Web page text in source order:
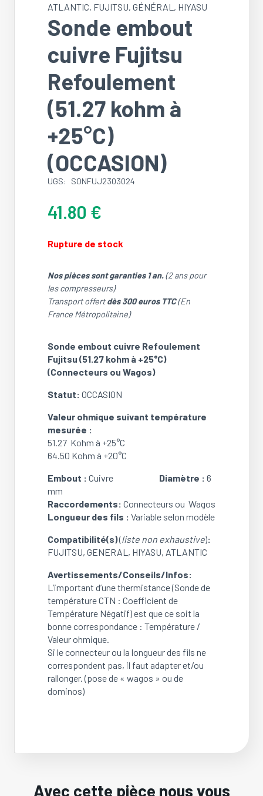
ATLANTIC, FUJITSU, GÉNÉRAL , HIYASU
Sonde embout
cuivre Fujitsu
Refoulement
(51.27 kohm à
+25°C)
(OCCASION)
UGS: SONFUJ2303024
41.80 €
Rupture de stock
Nos pièces sont garanties 1 an.(2 ans pour
les compresseurs)
Transport offertdès 300 euros TTC(En
France Métropolitaine)
Sonde embout cuivre Refoulement
Fujitsu (51.27 kohm à +25°C)
(Connecteurs ou Wagos)
Statut: OCCASION
Valeur ohmique suivant température
mesurée :
51.27 Kohm à +25°C
64.50 Kohm à +20°C
Embout : Cuivre Diamètre : 6
mm
Raccordements: Connecteurs ou Wagos
Longueur des fils : Variable selon modèle
Compatibilité(s)(liste non exhaustive):
FUJITSU, GENERAL, HIYASU, ATLANTIC
Avertissements/Conseils/Infos:
L’important d’une thermistance (Sonde de
température CTN : Coefficient de
Température Négatif) est que ce soit la
bonne correspondance : Température /
Valeur ohmique.
Si le connecteur ou la longueur des fils ne
correspondent pas, il faut adapter et/ou
rallonger. (pose de « wagos » ou de
dominos)
Avec cette pièce nous vous